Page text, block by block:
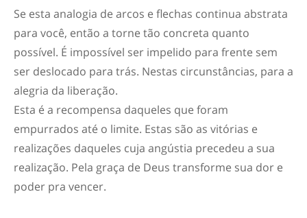
Se esta analogia de arcos e flechas continua abstrata
para você, então a torne tão concreta quanto
possível. É impossível ser impelido para frente sem
ser deslocado para trás. Nestas circunstâncias, para a
alegria da liberação.
Esta é a recompensa daqueles que foram
empurrados até o limite. Estas são as vitórias e
realizações daqueles cuja angústia precedeu a sua
realização. Pela graça de Deus transforme sua dor e
poder pra vencer.